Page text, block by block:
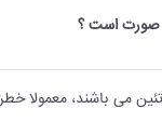
صورت است ؟
می باشند، معمولا